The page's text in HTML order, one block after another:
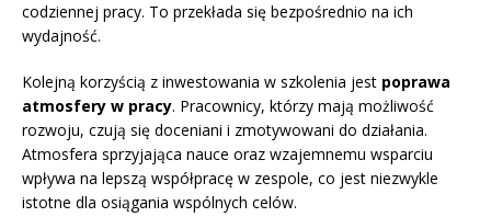
codziennej pracy. To przekłada się bezpośrednio na ich
wydajność.
Kolejną korzyścią z inwestowania w szkolenia jest poprawa
atmosfery w pracy. Pracownicy, którzy mają możliwość
rozwoju, czują się doceniani i zmotywowani do działania.
Atmosfera sprzyjająca nauce oraz wzajemnemu wsparciu
wpływa na lepszą współpracę w zespole, co jest niezwykle
istotne dla osiągania wspólnych celów.